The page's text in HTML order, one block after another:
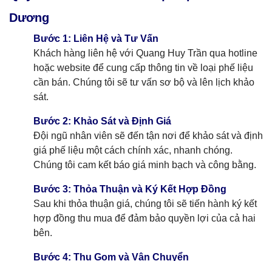
Dương
Bước 1: Liên Hệ và Tư Vấn
Khách hàng liên hệ với Quang Huy Trần qua hotline
hoặc website để cung cấp thông tin về loại phế liệu
cần bán. Chúng tôi sẽ tư vấn sơ bộ và lên lịch khảo
sát.
Bước 2: Khảo Sát và Định Giá
Đội ngũ nhân viên sẽ đến tận nơi để khảo sát và định
giá phế liệu một cách chính xác, nhanh chóng.
Chúng tôi cam kết báo giá minh bạch và công bằng.
Bước 3: Thỏa Thuận và Ký Kết Hợp Đồng
Sau khi thỏa thuận giá, chúng tôi sẽ tiến hành ký kết
hợp đồng thu mua để đảm bảo quyền lợi của cả hai
bên.
Bước 4: Thu Gom và Vận Chuyển